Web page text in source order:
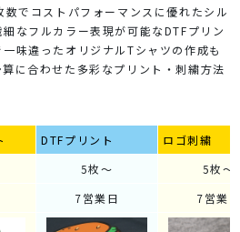
でコストパフォーマンスに優れたシル
なフルカラー表現が可能なDTFプリン
味違ったオリジナルTシャツの作成も
に合わせた多彩なプリント・刺繍方法
DTFプリント
ロゴ刺繍
5枚～
5枚～
7営業日 7営業